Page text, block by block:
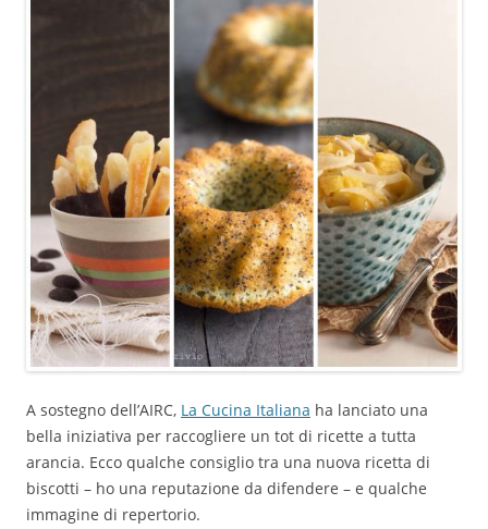
A sostegno dell’AIRC, La Cucina Italiana ha lanciato una
bella iniziativa per raccogliere un tot di ricette a tutta
arancia. Ecco qualche consiglio tra una nuova ricetta di
biscotti – ho una reputazione da difendere – e qualche
immagine di repertorio.